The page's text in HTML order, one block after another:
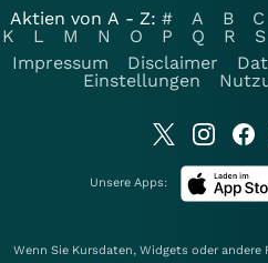
Aktien von A - Z: # A B C
K
L M N O P Q R S
Impressum
Disclaimer
Einstellungen
Unsere Apps:
Wenn Sie Kursdaten, Widgets oder